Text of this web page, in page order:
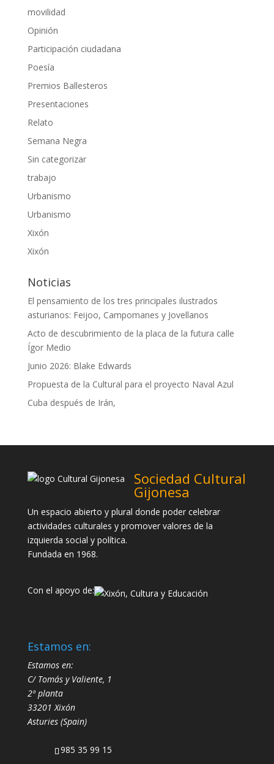
movilidad
Opinión
Participación ciudadana
Poesía
Premios Ballesteros
Presentaciones
Relato
Semana Negra
Sin categorizar
trabajo
Urbanismo
Urbanismo
Xixón
Xixón
Noticias
El pensamiento de los tres principales ilustrados
asturianos: Feijoo, Campomanes y Jovellanos
Acto de descubrimiento de la placa de la futura calle
Ígor Medio
Junio 2026: Blake Edwards
Propuesta de la Cultural para el proyecto Naval Azul
Cuba después de Irán,
Sociedad Cultural
Gijonesa
Un espacio abierto y plural donde poder celebrar
actividades culturales y promover valores de la
izquierda social y política.
Fundada en 1968.
Con el apoyo de:
Estamos en:
Estamos en:
C/ Tomás y Valiente, 1
2ª planta
33201 Xixón
Asturies (Spain)
985 35 99 15